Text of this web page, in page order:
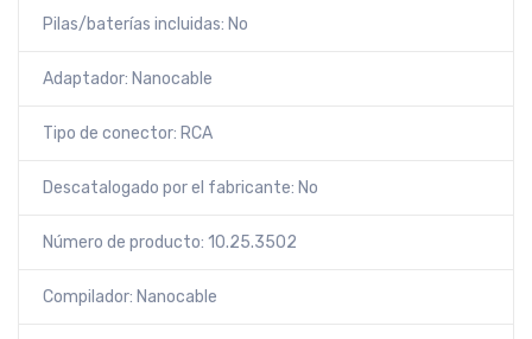
Pilas/baterías incluidas: No
Adaptador: Nanocable
Tipo de conector: RCA
Descatalogado por el fabricante: No
Número de producto: 10.25.3502
Compilador: Nanocable